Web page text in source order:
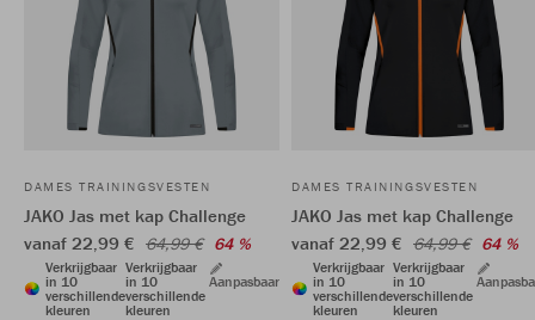
DAMES TRAININGSVESTEN
JAKO Jas met kap Challenge
vanaf 22,99 € 64,99 € 64 %
Verkrijgbaar
in 10
verschillende
kleuren
Verkrijgbaar
in 10
verschillende
kleuren
Aanpasbaar
DAMES TRAININGSVESTEN
JAKO Jas met kap Challenge
vanaf 22,99 € 64,99 € 64 %
Verkrijgbaar
in 10
verschillende
kleuren
Verkrijgbaar
in 10
verschillende
kleuren